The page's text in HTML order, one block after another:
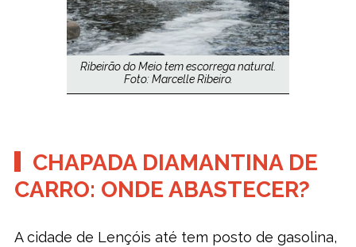
Ribeirão do Meio tem escorrega natural.
Foto: Marcelle Ribeiro.
CHAPADA DIAMANTINA DE
CARRO: ONDE ABASTECER?
A cidade de Lençóis até tem posto de gasolina,